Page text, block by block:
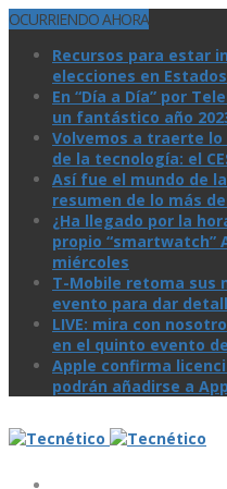
OCURRIENDO AHORA
Recursos para estar
elecciones en
En “Día a Día” por
un fantástico año
Volvemos a traerte lo
de la tecnologí­a: el
Así­ fue el mundo de
resumen de lo más
¿Ha llegado por la
propio “smartwatch”
miércoles
T-Mobile retoma sus
evento para dar
LIVE: mira con
en el quinto evento
Apple confirma
podrán añadirse a